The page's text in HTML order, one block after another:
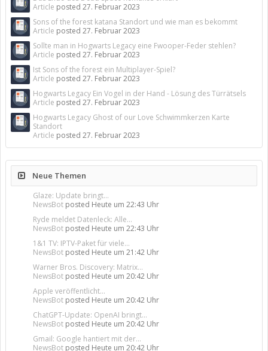
Article posted 27. Februar 2023
Sons of the forest katana Standort und wie man es bekommt
Article posted 27. Februar 2023
Sollte man in Hogwarts Legacy eine Fwooper-Feder stehlen?
Article posted 27. Februar 2023
Ist Sons of the forest ein Multiplayer-Spiel?
Article posted 27. Februar 2023
Hogwarts Legacy Ein Vogel in der Hand - Lösung des Türrätsels
Article posted 27. Februar 2023
Hogwarts Legacy Ghost of our Love Schwimmkerzen Karte
Standort
Article posted 27. Februar 2023
Neue Themen
Glaze: Update bringt...
NewsBot posted Heute um 22:43 Uhr
Ryde meldet Datenleck: Alle...
NewsBot posted Heute um 22:43 Uhr
1&1 TV: IPTV-Paket für viele...
NewsBot posted Heute um 21:42 Uhr
Warner Bros. Discovery: Matrix...
NewsBot posted Heute um 20:42 Uhr
Apple veröffentlicht...
NewsBot posted Heute um 20:42 Uhr
ChatGPT-Update: OpenAI bringt...
NewsBot posted Heute um 20:42 Uhr
Gmail: Google hantiert mit der...
NewsBot posted Heute um 20:42 Uhr